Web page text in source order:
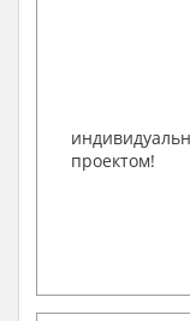
проектом!